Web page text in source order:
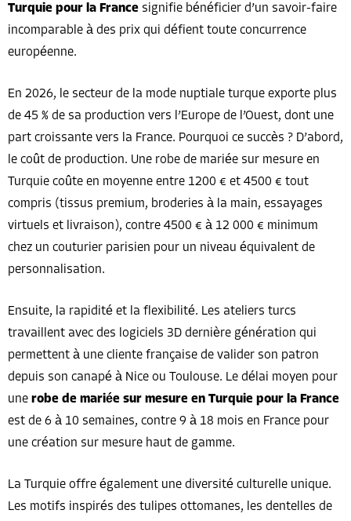
Turquie pour la France signifie bénéficier d’un savoir-faire
incomparable à des prix qui défient toute concurrence
européenne.
En 2026, le secteur de la mode nuptiale turque exporte plus
de 45 % de sa production vers l’Europe de l’Ouest, dont une
part croissante vers la France. Pourquoi ce succès ? D’abord,
le coût de production. Une robe de mariée sur mesure en
Turquie coûte en moyenne entre 1200 € et 4500 € tout
compris (tissus premium, broderies à la main, essayages
virtuels et livraison), contre 4500 € à 12 000 € minimum
chez un couturier parisien pour un niveau équivalent de
personnalisation.
Ensuite, la rapidité et la flexibilité. Les ateliers turcs
travaillent avec des logiciels 3D dernière génération qui
permettent à une cliente française de valider son patron
depuis son canapé à Nice ou Toulouse. Le délai moyen pour
une robe de mariée sur mesure en Turquie pour la France
est de 6 à 10 semaines, contre 9 à 18 mois en France pour
une création sur mesure haut de gamme.
La Turquie offre également une diversité culturelle unique.
Les motifs inspirés des tulipes ottomanes, les dentelles de